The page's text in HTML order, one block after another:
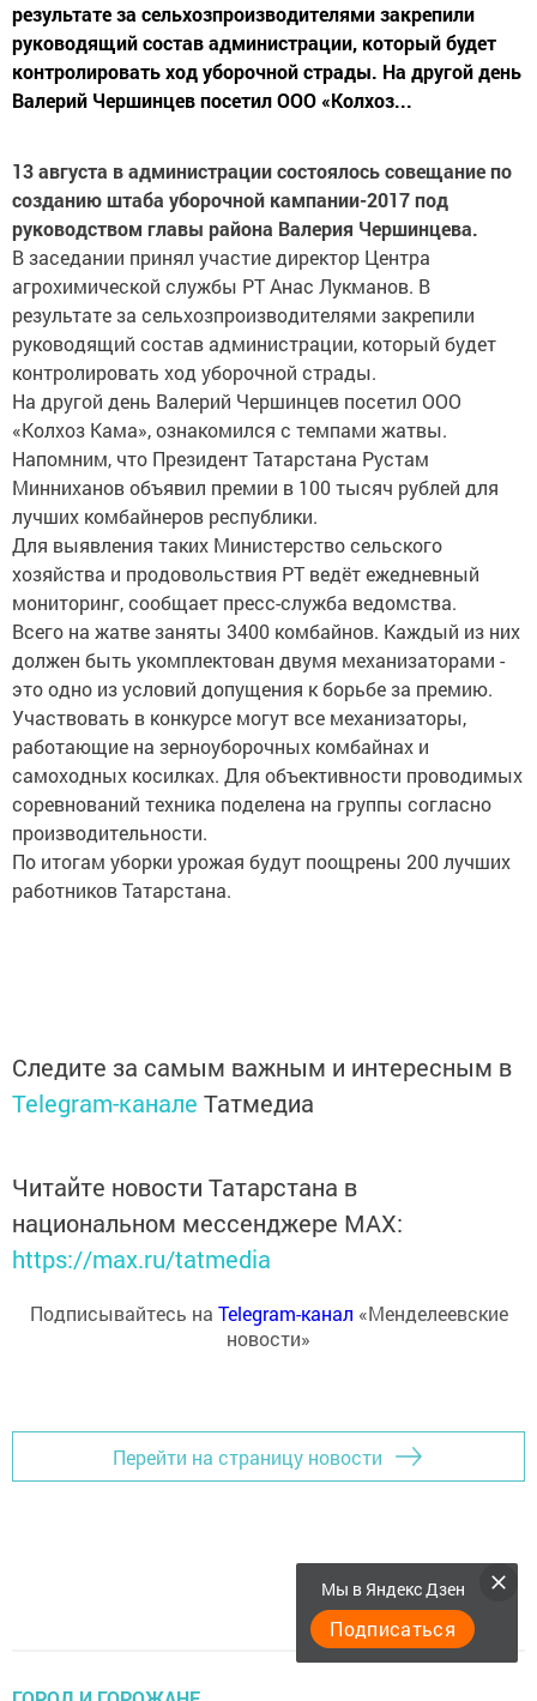
результате за сельхозпроизводителями закрепили
руководящий состав администрации, который будет
контролировать ход уборочной страды. На другой день
Валерий Чершинцев посетил ООО «Колхоз...
13 августа в администрации состоялось совещание по
созданию штаба уборочной кампании-2017 под
руководством главы района Валерия Чершинцева.
В заседании принял участие директор Центра
агрохимической службы РТ Анас Лукманов. В
результате за сельхозпроизводителями закрепили
руководящий состав администрации, который будет
контролировать ход уборочной страды.
На другой день Валерий Чершинцев посетил ООО
«Колхоз Кама», ознакомился с темпами жатвы.
Напомним, что Президент Татарстана Рустам
Минниханов объявил премии в 100 тысяч рублей для
лучших комбайнеров республики.
Для выявления таких Министерство сельского
хозяйства и продовольствия РТ ведёт ежедневный
мониторинг, сообщает пресс-служба ведомства.
Всего на жатве заняты 3400 комбайнов. Каждый из них
должен быть укомплектован двумя механизаторами -
это одно из условий допущения к борьбе за премию.
Участвовать в конкурсе могут все механизаторы,
работающие на зерноуборочных комбайнах и
самоходных косилках. Для объективности проводимых
соревнований техника поделена на группы согласно
производительности.
По итогам уборки урожая будут поощрены 200 лучших
работников Татарстана.
Следите за самым важным и интересным в
Telegram-канале Татмедиа
Читайте новости Татарстана в
национальном мессенджере MАХ:
https://max.ru/tatmedia
Подписывайтесь на Telegram-канал «Менделеевские
новости»
Перейти на страницу новости
Мы в Яндекс Дзен
Подписаться